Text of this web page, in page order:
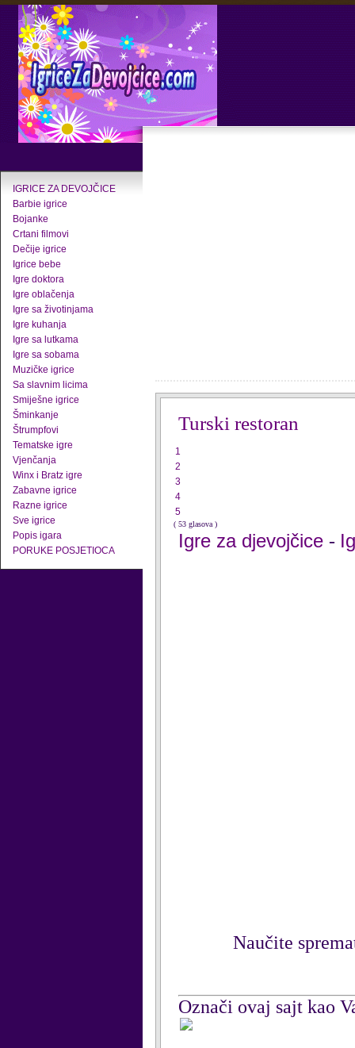
IGRICE ZA DEVOJČICE
Barbie igrice
Bojanke
Crtani filmovi
Dečije igrice
Igrice bebe
Igre doktora
Igre oblačenja
Igre sa životinjama
Igre kuhanja
Igre sa lutkama
Igre sa sobama
Muzičke igrice
Sa slavnim licima
Smiješne igrice
Šminkanje
Štrumpfovi
Tematske igre
Vjenčanja
Winx i Bratz igre
Zabavne igrice
Razne igrice
Sve igrice
Popis igara
PORUKE POSJETIOCA
Turski restoran
1
2
3
4
5
( 53 glasova )
Igre za djevojčice -
Naučite
Označi ovaj sajt kao